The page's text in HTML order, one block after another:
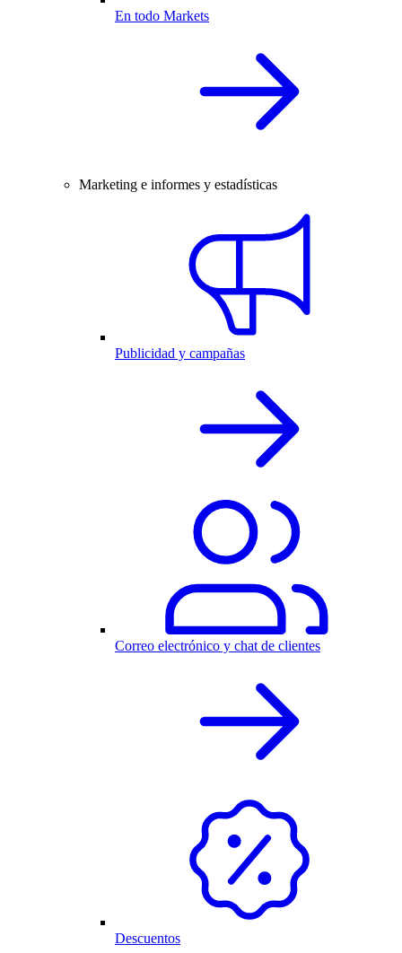
En todo Markets
Marketing e informes y estadísticas
Publicidad y campañas
Correo electrónico y chat de clientes
Descuentos